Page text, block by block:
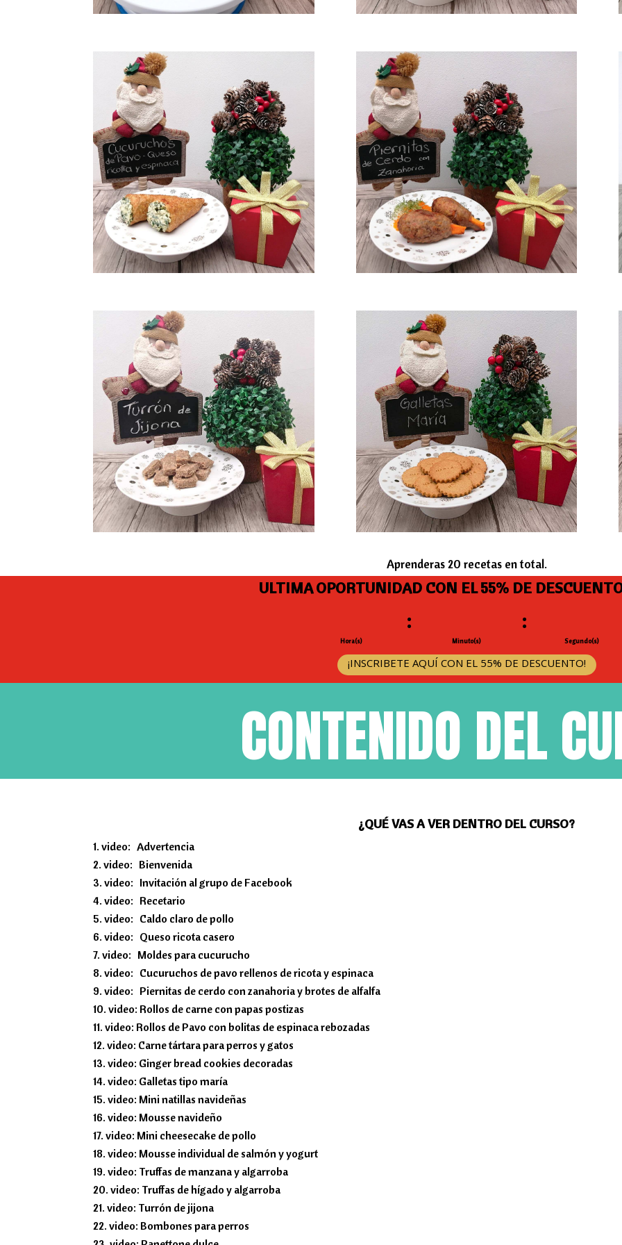
Aprenderas 20 recetas en total.
ULTIMA OPORTUNIDAD CON EL 55% DE
Hora(s)
:
Minuto(s)
:
Segundo(s)
¡INSCRIBETE AQUÍ CON EL 55% DE DESCUENTO!
CONTENIDO DEL
¿QUÉ VAS A VER DENTRO DEL CURSO?
video: Advertencia
video: Bienvenida
video: Invitación al grupo de Facebook
video: Recetario
video: Caldo claro de pollo
video: Queso ricota casero
video: Moldes para cucurucho
video: Cucuruchos de pavo rellenos de ricota y espinaca
video: Piernitas de cerdo con zanahoria y brotes de alfalfa
video: Rollos de carne con papas postizas
video: Rollos de Pavo con bolitas de espinaca rebozadas
video: Carne tártara para perros y gatos
video: Ginger bread cookies decoradas
video: Galletas tipo maría
video: Mini natillas navideñas
video: Mousse navideño
video: Mini cheesecake de pollo
video: Mousse individual de salmón y yogurt
video: Truffas de manzana y algarroba
video: Truffas de hígado y algarroba
video: Turrón de jijona
video: Bombones para perros